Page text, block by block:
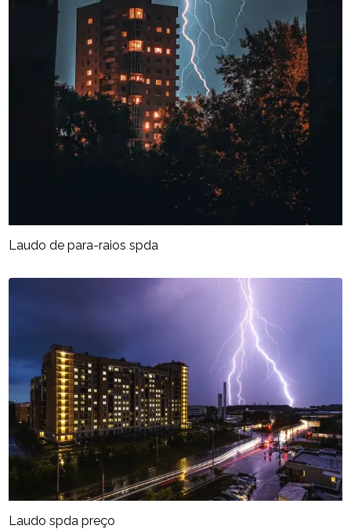
Laudo de para-raios spda
Laudo spda preço